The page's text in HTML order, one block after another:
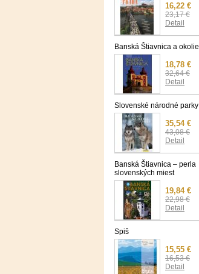
16,22 €
23,17 €
Detail
Banská Štiavnica a okolie
18,78 €
32,64 €
Detail
Slovenské národné parky
35,54 €
43,08 €
Detail
Banská Štiavnica – perla
slovenských miest
19,84 €
22,98 €
Detail
Spiš
15,55 €
16,53 €
Detail